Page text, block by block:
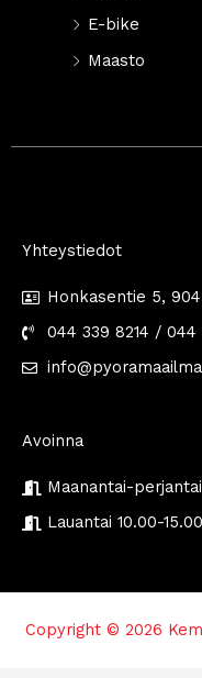
E-bike
Maasto
Yhteystiedot
Honkasentie 5,
044 339 8214 / 044
Avoinna
Maanantai-
Lauantai 10.00-15.00
Copyright © 2026